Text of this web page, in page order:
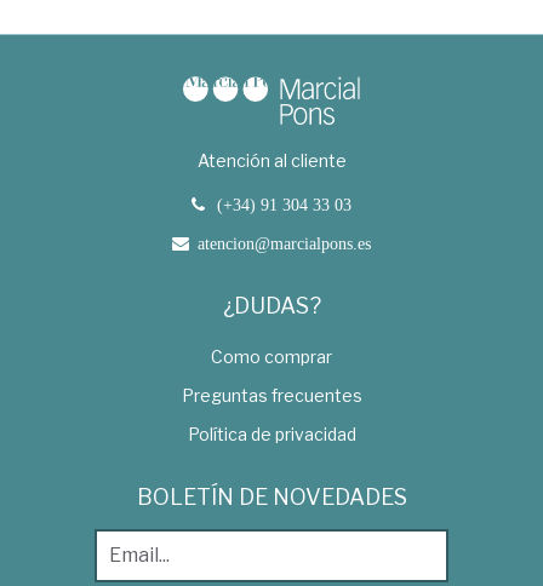
Atención al cliente
(+34) 91 304 33 03
atencion@marcialpons.es
¿DUDAS?
Como comprar
Preguntas frecuentes
Política de privacidad
BOLETÍN DE NOVEDADES